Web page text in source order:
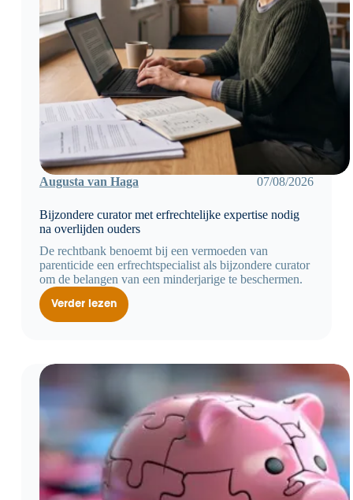
Augusta van Haga 07/08/2026
Bijzondere curator met erfrechtelijke expertise nodig
na overlijden ouders
De rechtbank benoemt bij een vermoeden van
parenticide een erfrechtspecialist als bijzondere curator
om de belangen van een minderjarige te beschermen.
Verder lezen
Bijzondere
curator